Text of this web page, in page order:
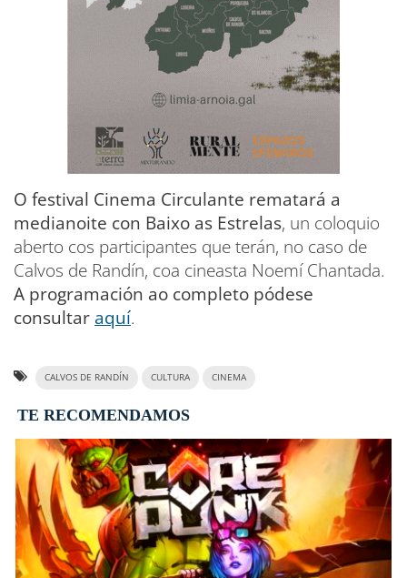
O festival Cinema Circulante rematará a
medianoite con Baixo as Estrelas, un coloquio
aberto cos participantes que terán, no caso de
Calvos de Randín, coa cineasta Noemí Chantada.
A programación ao completo pódese
consultar aquí.
CALVOS DE RANDÍN CULTURA CINEMA
TE RECOMENDAMOS